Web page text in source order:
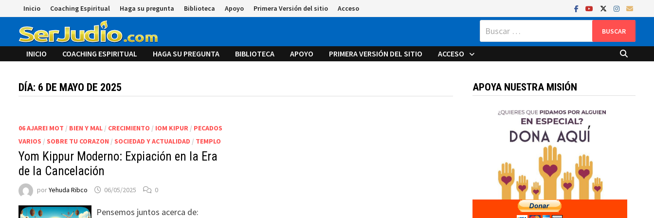
al
contenido
Inicio Coaching Espiritual Haga su pregunta Biblioteca Apoyo Primera Versión del sitio Acceso
Buscar:
INICIO COACHING ESPIRITUAL HAGA SU PREGUNTA BIBLIOTECA APOYO PRIMERA VERSIÓN DEL SITIO ACCESO
DÍA: 6 DE MAYO DE 2025
06 AJAREI MOT / BIEN Y MAL / CRECIMIENTO / IOM KIPUR / PECADOS
VARIOS / SOBRE TU CORAZON / SOCIEDAD Y ACTUALIDAD / TEMPLO
Yom Kippur Moderno: Expiación en la Era
de la Cancelación
porYehuda Ribco 06/05/2025 0
Pensemos juntos acerca de:
APOYA NUESTRA MISIÓN